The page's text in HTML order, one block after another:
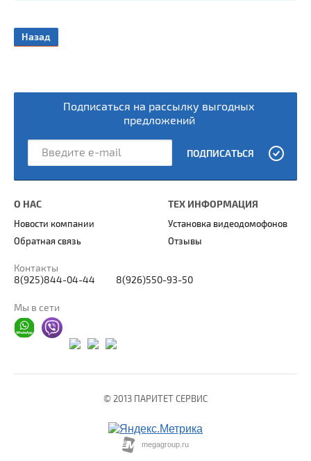
Назад
Подписаться на рассылку выгодных
предложений
ПОДПИСАТЬСЯ
О НАС
Новости компании
Обратная связь
ТЕХ ИНФОРМАЦИЯ
Установка видеодомофонов
Отзывы
Контакты
8(925)844-04-44
8(926)550-93-50
Мы в сети
© 2013 ПАРИТЕТ СЕРВИС